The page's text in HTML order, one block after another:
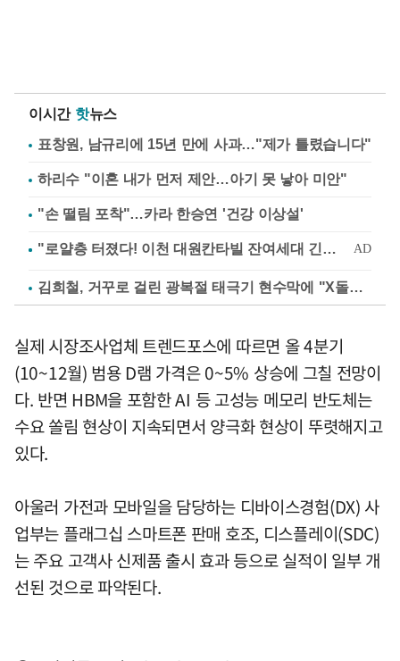
이시간 핫뉴스
표창원, 남규리에 15년 만에 사과…"제가 틀렸습니다"
하리수 "이혼 내가 먼저 제안…아기 못 낳아 미안"
"손 떨림 포착"…카라 한승연 '건강 이상설'
김희철, 거꾸로 걸린 광복절 태극기 현수막에 "X돌았네"
실제 시장조사업체 트렌드포스에 따르면 올 4분기
(10~12월) 범용 D램 가격은 0~5% 상승에 그칠 전망이
다. 반면 HBM을 포함한 AI 등 고성능 메모리 반도체는
수요 쏠림 현상이 지속되면서 양극화 현상이 뚜렷해지고
있다.
아울러 가전과 모바일을 담당하는 디바이스경험(DX) 사
업부는 플래그십 스마트폰 판매 호조, 디스플레이(SDC)
는 주요 고객사 신제품 출시 효과 등으로 실적이 일부 개
선된 것으로 파악된다.